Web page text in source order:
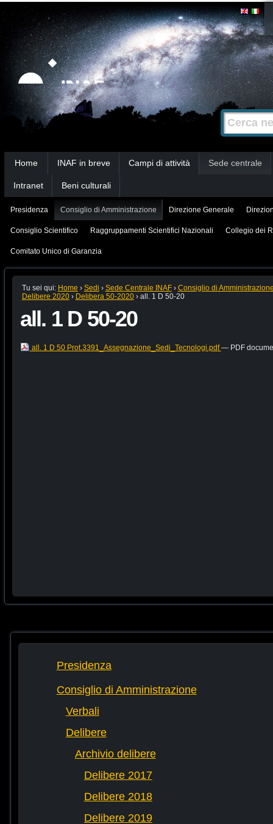
Strumenti
personali
Salta
contenuti.
|
Salta
alla
navigazione
Cerca nel
Ricerca
avanzata…
Home INAF in breve Campi di attività Sede centrale
Intranet Beni culturali
Presidenza Consiglio di Amministrazione Direzione Generale
Consiglio Scientifico Raggruppamenti Scientifici Nazionali Collegio dei
Comitato Unico di Garanzia
Tu sei qui: Home › Sedi › Sede Centrale INAF › Consiglio di
Delibere 2020 › Delibera 50-2020 › all. 1 D 50-20
all. 1 D 50-20
all. 1 D 50 Prot.3391_Assegnazione_Sedi_Tecnologi.pdf— PDF
Presidenza
Consiglio di Amministrazione
Verbali
Delibere
Archivio delibere
Delibere 2017
Delibere 2018
Delibere 2019